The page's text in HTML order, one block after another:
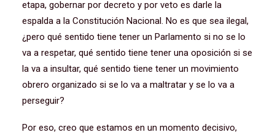
etapa, gobernar por decreto y por veto es darle la
espalda a la Constitución Nacional. No es que sea ilegal,
¿pero qué sentido tiene tener un Parlamento si no se lo
va a respetar, qué sentido tiene tener una oposición si se
la va a insultar, qué sentido tiene tener un movimiento
obrero organizado si se lo va a maltratar y se lo va a
perseguir?
Por eso, creo que estamos en un momento decisivo,